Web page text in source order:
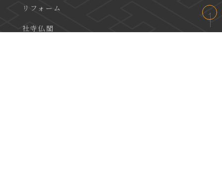
リフォーム
社寺仏閣